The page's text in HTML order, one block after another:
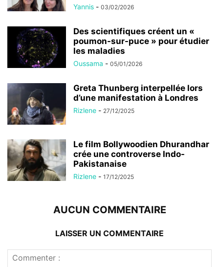
Yannis - 03/02/2026
Des scientifiques créent un «
poumon-sur-puce » pour étudier
les maladies
Oussama - 05/01/2026
Greta Thunberg interpellée lors
d’une manifestation à Londres
Rizlene - 27/12/2025
Le film Bollywoodien Dhurandhar
crée une controverse Indo-
Pakistanaise
Rizlene - 17/12/2025
AUCUN COMMENTAIRE
LAISSER UN COMMENTAIRE